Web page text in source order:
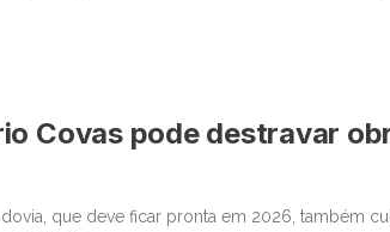
Covas pode destravar
que deve ficar pronta em 2026, também